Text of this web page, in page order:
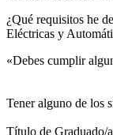
¿Qué requisitos he
Eléctricas y
«Debes cumplir
Tener alguno de los
Título de Graduado/